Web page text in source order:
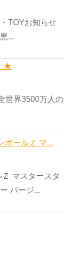
TOYお知らせ
...
★
世界3500万人の
ボールＺ マ...
マスタースタ
バージ...